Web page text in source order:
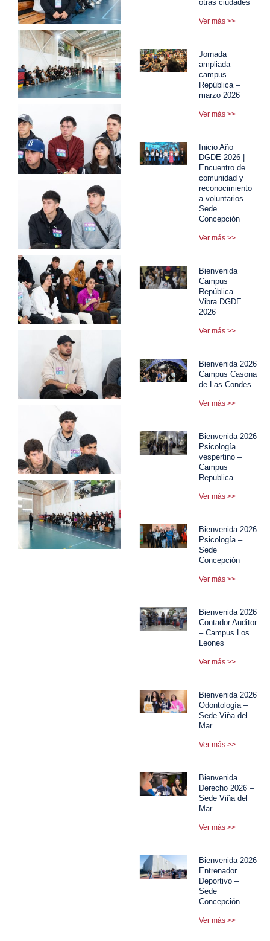
otras ciudades
Ver más >>
Jornada
ampliada
campus
República –
marzo 2026
Ver más >>
Inicio Año
DGDE 2026 |
Encuentro de
comunidad y
reconocimiento
a voluntarios –
Sede
Concepción
Ver más >>
Bienvenida
Campus
República –
Vibra DGDE
2026
Ver más >>
Bienvenida 2026
Campus Casona
de Las Condes
Ver más >>
Bienvenida 2026
Psicología
vespertino –
Campus
Republica
Ver más >>
Bienvenida 2026
Psicología –
Sede
Concepción
Ver más >>
Bienvenida 2026
Contador Auditor
– Campus Los
Leones
Ver más >>
Bienvenida 2026
Odontología –
Sede Viña del
Mar
Ver más >>
Bienvenida
Derecho 2026 –
Sede Viña del
Mar
Ver más >>
Bienvenida 2026
Entrenador
Deportivo –
Sede
Concepción
Ver más >>